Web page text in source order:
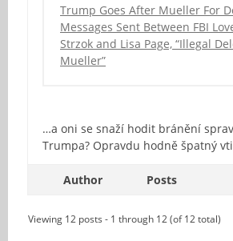
Trump Goes After Mueller For
Messages Sent Between FBI
Strzok and Lisa Page, “Illegal
Mueller”
…a oni se snaží hodit bránění
Trumpa? Opravdu hodně špatný
Author Posts
Viewing 12 posts - 1 through 12 (of 12 total)